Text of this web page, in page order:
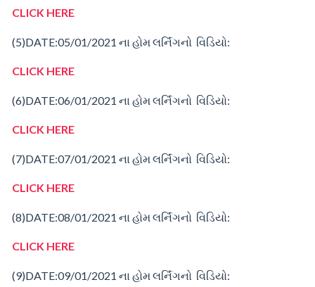
CLICK HERE
(5)DATE:05/01/2021 ના હોમલર્નિંગનો વિડિયો:
CLICK HERE
(6)DATE:06/01/2021 ના હોમલર્નિંગનો વિડિયો:
CLICK HERE
(7)DATE:07/01/2021 ના હોમલર્નિંગનો વિડિયો:
CLICK HERE
(8)DATE:08/01/2021 ના હોમલર્નિંગનો વિડિયો:
CLICK HERE
(9)DATE:09/01/2021 ના હોમલર્નિંગનો વિડિયો: